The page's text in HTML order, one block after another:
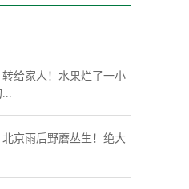
转给家人！水果烂了一小
...
北京雨后野蘑丛生！绝大
...